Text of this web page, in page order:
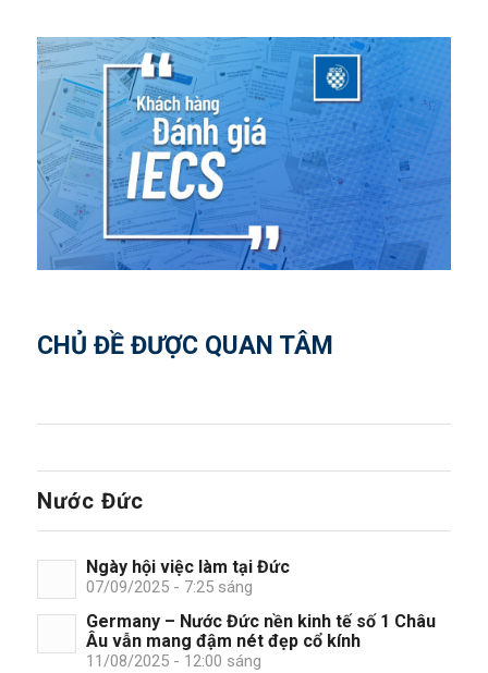
CHỦ ĐỀ ĐƯỢC QUAN TÂM
Nước Đức
Ngày hội việc làm tại Đức
07/09/2025 - 7:25 sáng
Germany – Nước Đức nền kinh tế số 1 Châu
Âu vẫn mang đậm nét đẹp cổ kính
11/08/2025 - 12:00 sáng